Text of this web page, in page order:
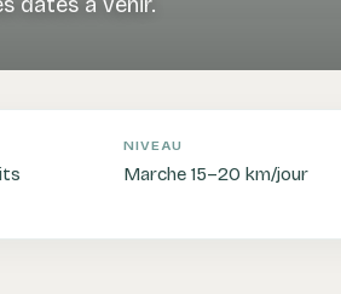
NIVEAU
Marche 15–20 km/jour